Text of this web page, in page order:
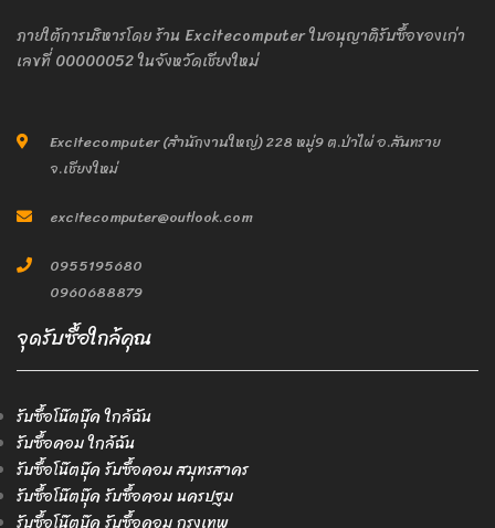
ภายใต้การบริหารโดย ร้าน Excitecomputer ใบอนุญาติรับซื้อของเก่า
เลขที่ 00000052 ในจังหวัดเชียงใหม่
Excitecomputer (สำนักงานใหญ่) 228 หมู่9 ต.ป่าไผ่ อ.สันทราย
จ.เชียงใหม่
excitecomputer@outlook.com
0955195680
0960688879
จุดรับซื้อใกล้คุณ
รับซื้อโน๊ตบุ๊ค ใกล้ฉัน
รับซื้อคอม ใกล้ฉัน
รับซื้อโน๊ตบุ๊ค รับซื้อคอม สมุทรสาคร
รับซื้อโน๊ตบุ๊ค รับซื้อคอม นครปฐม